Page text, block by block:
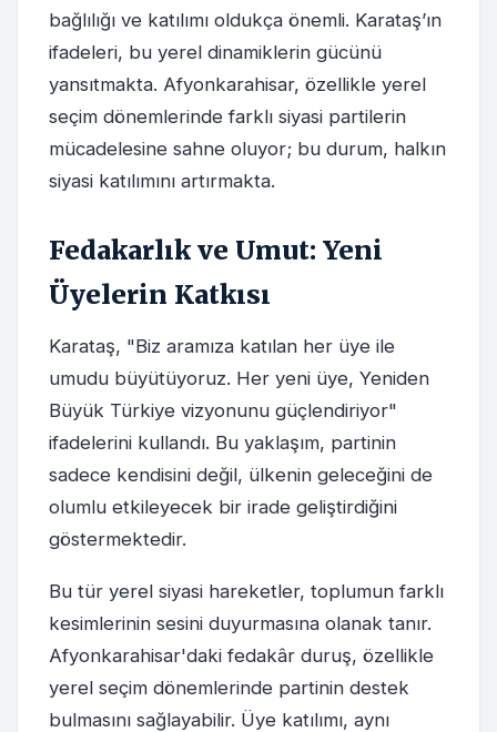
bağlılığı ve katılımı oldukça önemli. Karataş’ın
ifadeleri, bu yerel dinamiklerin gücünü
yansıtmakta. Afyonkarahisar, özellikle yerel
seçim dönemlerinde farklı siyasi partilerin
mücadelesine sahne oluyor; bu durum, halkın
siyasi katılımını artırmakta.
Fedakarlık ve Umut: Yeni
Üyelerin Katkısı
Karataş, "Biz aramıza katılan her üye ile
umudu büyütüyoruz. Her yeni üye, Yeniden
Büyük Türkiye vizyonunu güçlendiriyor"
ifadelerini kullandı. Bu yaklaşım, partinin
sadece kendisini değil, ülkenin geleceğini de
olumlu etkileyecek bir irade geliştirdiğini
göstermektedir.
Bu tür yerel siyasi hareketler, toplumun farklı
kesimlerinin sesini duyurmasına olanak tanır.
Afyonkarahisar'daki fedakâr duruş, özellikle
yerel seçim dönemlerinde partinin destek
bulmasını sağlayabilir. Üye katılımı, aynı